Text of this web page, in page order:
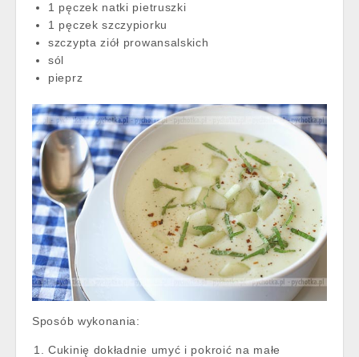
1 pęczek natki pietruszki
1 pęczek szczypiorku
szczypta ziół prowansalskich
sól
pieprz
Sposób wykonania:
Cukinię dokładnie umyć i pokroić na małe